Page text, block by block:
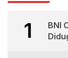
1
BNI